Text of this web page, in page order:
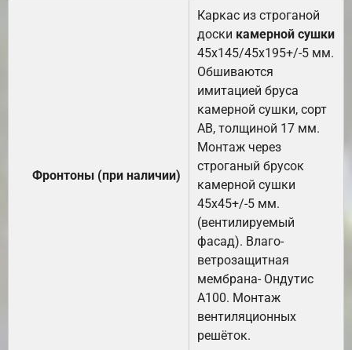
Фронтоны (при наличии)
Каркас из строганой
доски камерной сушки
45х145/45х195+/-5 мм.
Обшиваются
имитацией бруса
камерной сушки, сорт
АВ, толщиной 17 мм.
Монтаж через
строганый брусок
камерной сушки
45х45+/-5 мм.
(вентилируемый
фасад). Влаго-
ветрозащитная
мембрана- Ондутис
А100. Монтаж
вентиляционных
решёток.